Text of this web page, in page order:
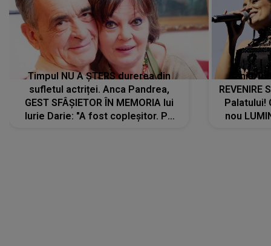
Timpul NU A ȘTERS durerea din
sufletul actriței. Anca Pandrea,
GEST SFÂȘIETOR ÎN MEMORIA lui
Iurie Darie: "A fost copleșitor. Pe
Tania
REVENIRE
Palatului!
nou